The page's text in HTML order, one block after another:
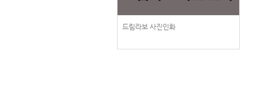
드림라보 사진인화